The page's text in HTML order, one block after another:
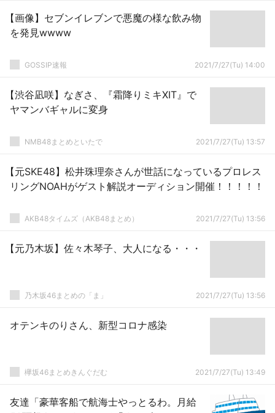
【画像】セブンイレブンで悪魔の様な飲み物
を発見wwww
GOSSIP速報 2021/7/27(Tu) 14:00
【渋谷凪咲】なぎさ、『霜降りミキXIT』で
ヤマンバギャルに変身
NMB48まとめといたで 2021/7/27(Tu) 13:57
【元SKE48】松井珠理奈さんが世話になっているプロレス
リングNOAHがゲスト解説オーディション開催！！！！！
AKB48タイムズ（AKB48まとめ） 2021/7/27(Tu) 13:56
【元乃木坂】佐々木琴子、大人になる・・・
乃木坂46まとめの「ま」 2021/7/27(Tu) 13:56
オテンキのりさん、新型コロナ感染
欅坂46まとめきんぐだむ 2021/7/27(Tu) 13:49
友達「豪華客船で航海士やっとるわ。月給